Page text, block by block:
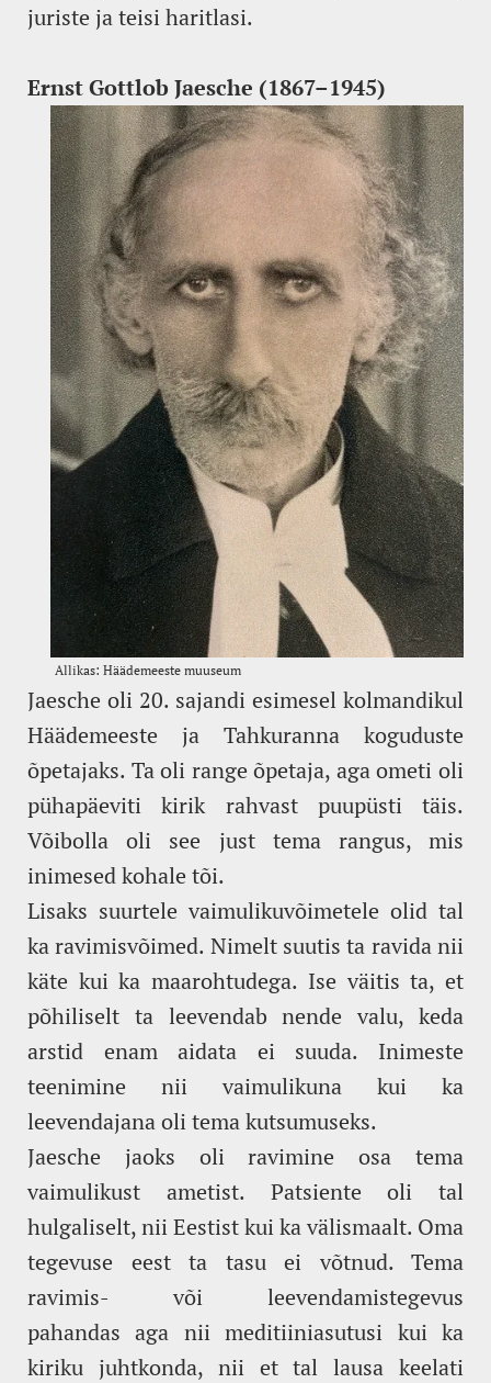
juriste ja teisi haritlasi.
Ernst Gottlob Jaesche (1867–1945)
Jaesche oli 20. sajandi esimesel kolmandikul
Häädemeeste ja Tahkuranna koguduste
õpetajaks. Ta oli range õpetaja, aga ometi oli
pühapäeviti kirik rahvast puupüsti täis.
Võibolla oli see just tema rangus, mis
inimesed kohale tõi.
Lisaks suurtele vaimulikuvõimetele olid tal
ka ravimisvõimed. Nimelt suutis ta ravida nii
käte kui ka maarohtudega. Ise väitis ta, et
põhiliselt ta leevendab nende valu, keda
arstid enam aidata ei suuda. Inimeste
teenimine nii vaimulikuna kui ka
leevendajana oli tema kutsumuseks.
Jaesche jaoks oli ravimine osa tema
vaimulikust ametist. Patsiente oli tal
hulgaliselt, nii Eestist kui ka välismaalt. Oma
tegevuse eest ta tasu ei võtnud. Tema
ravimis- või leevendamistegevus
pahandas aga nii meditiiniasutusi kui ka
kiriku juhtkonda, nii et tal lausa keelati